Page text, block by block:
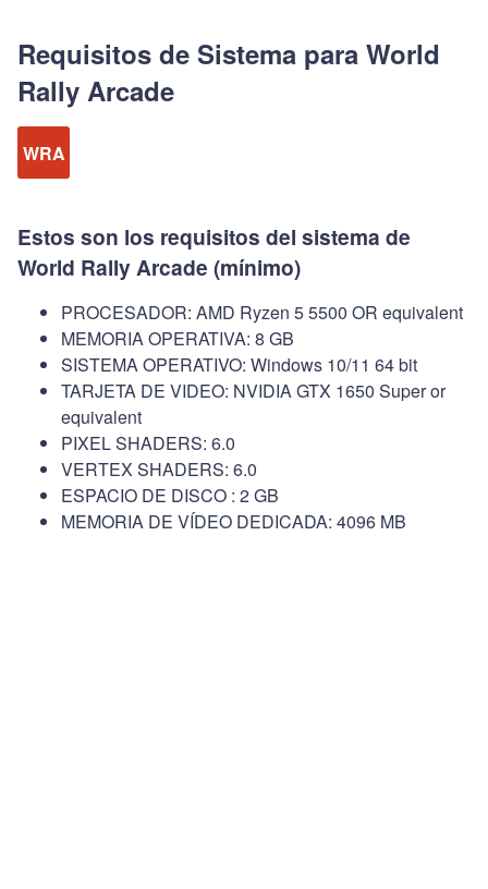
Requisitos de Sistema para World
Rally Arcade
WRA
Estos son los requisitos del sistema de
World Rally Arcade (mínimo)
PROCESADOR: AMD Ryzen 5 5500 OR equivalent
MEMORIA OPERATIVA: 8 GB
SISTEMA OPERATIVO: Windows 10/11 64 bit
TARJETA DE VIDEO: NVIDIA GTX 1650 Super or
equivalent
PIXEL SHADERS: 6.0
VERTEX SHADERS: 6.0
ESPACIO DE DISCO : 2 GB
MEMORIA DE VÍDEO DEDICADA: 4096 MB